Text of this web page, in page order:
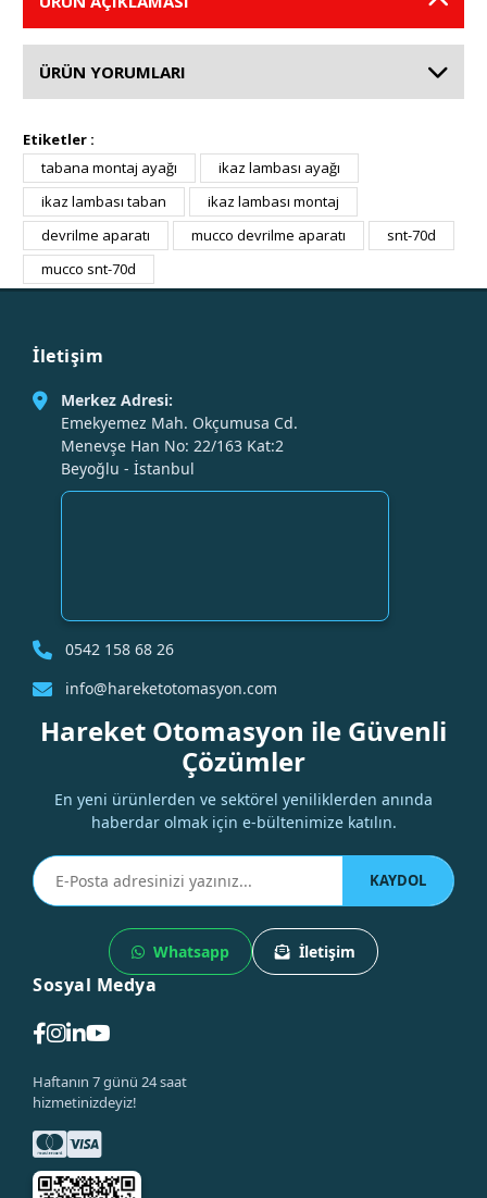
ÜRÜN YORUMLARI
Etiketler :
tabana montaj ayağı
ikaz lambası ayağı
ikaz lambası taban
ikaz lambası montaj
devrilme aparatı
mucco devrilme aparatı
snt-70d
mucco snt-70d
İletişim
Merkez Adresi:
Emekyemez Mah. Okçumusa Cd.
Menevşe Han No: 22/163 Kat:2
Beyoğlu - İstanbul
0542 158 68 26
info@hareketotomasyon.com
Hareket Otomasyon ile Güvenli
Çözümler
En yeni ürünlerden ve sektörel yeniliklerden anında
haberdar olmak için e-bültenimize katılın.
KAYDOL
Whatsapp İletişim
Sosyal Medya
Haftanın 7 günü 24 saat
hizmetinizdeyiz!